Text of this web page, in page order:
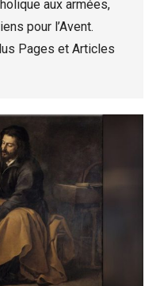
aux armées,
pour l’Avent.
Pages et Articles